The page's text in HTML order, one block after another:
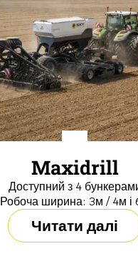
Maxidrill
Доступний з 4
Робоча ширина: 3м / 4м і
Читати далі